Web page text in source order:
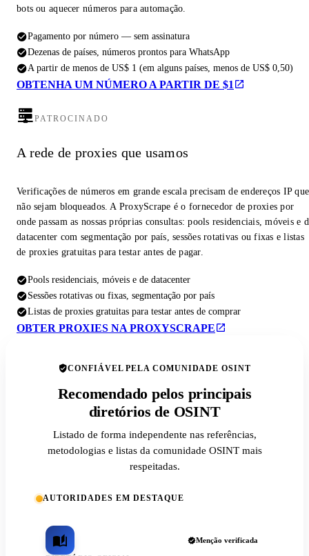
bots ou aquecer números para automação.
Pagamento por número — sem assinatura
Dezenas de países, números prontos para WhatsApp
A partir de menos de US$ 1 (em alguns países, menos de US$ 0,50)
OBTENHA UM NÚMERO A PARTIR DE $1
PATROCINADO
A rede de proxies que usamos
Verificações de números em grande escala precisam de endereços IP que
não sejam bloqueados. A ProxyScrape é o fornecedor de proxies por
onde passam as nossas próprias consultas: pools residenciais, móveis e
datacenter com segmentação por país, sessões rotativas ou fixas e listas
de proxies gratuitas para testar antes de pagar.
Pools residenciais, móveis e de datacenter
Sessões rotativas ou fixas, segmentação por país
Listas de proxies gratuitas para testar antes de comprar
OBTER PROXIES NA PROXYSCRAPE
CONFIÁVEL PELA COMUNIDADE OSINT
Recomendado pelos principais
diretórios de OSINT
Listado de forma independente nas referências,
metodologias e listas da comunidade OSINT mais
respeitadas.
AUTORIDADES EM DESTAQUE
Menção verificada